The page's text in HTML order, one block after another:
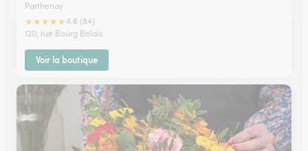
Parthenay
★★★★★4.6 (84)
120, rue Bourg Belais
Voir la boutique